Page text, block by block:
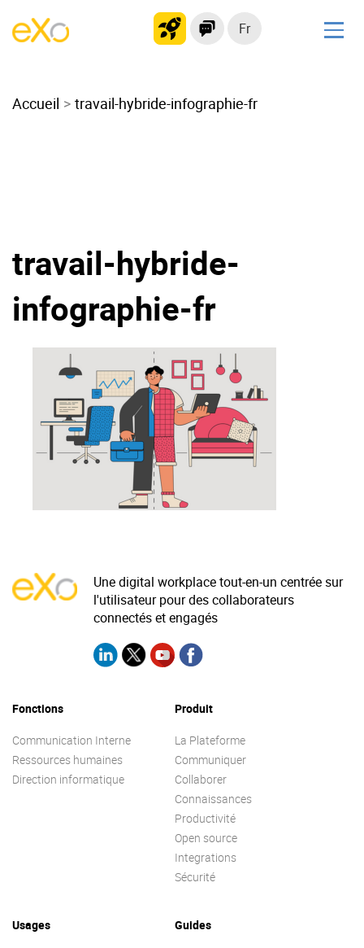
Fr
Intranet moderne
Microsoft 365
Produit
La Plateforme
Pourquoi eXo
Internationalisation
Mobile
Architecture
Sécurité
Open source
A propos d’eXo
Centre de ressources
Contactez-nous
Essayez eXo
Accueil travail-hybride-infographie-fr
travail-hybride-
infographie-fr
Une digital workplace tout-en-un centrée sur
l'utilisateur pour des collaborateurs
connectés et engagés
Fonctions
Communication Interne
Ressources humaines
Direction informatique
Produit
La Plateforme
Communiquer
Collaborer
Connaissances
Productivité
Open source
Integrations
Sécurité
Usages Guides